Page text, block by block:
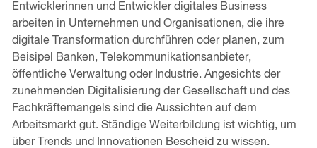
Entwicklerinnen und Entwickler digitales Business
arbeiten in Unternehmen und Organisationen, die ihre
digitale Transformation durchführen oder planen, zum
Beisipel Banken, Telekommunikationsanbieter,
öffentliche Verwaltung oder Industrie. Angesichts der
zunehmenden Digitalisierung der Gesellschaft und des
Fachkräftemangels sind die Aussichten auf dem
Arbeitsmarkt gut. Ständige Weiterbildung ist wichtig, um
über Trends und Innovationen Bescheid zu wissen.